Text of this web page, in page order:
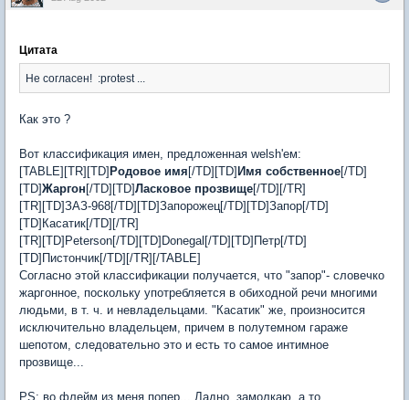
Цитата
Не согласен! :protest ...
Как это ?
Вот классификация имен, предложенная welsh'ем:
[TABLE][TR][TD] Родовое имя [/TD][TD] Имя собственное[/TD]
[TD]Жаргон [/TD][TD]Ласковое прозвище[/TD][/TR]
[TR][TD]ЗАЗ-968[/TD][TD]Запорожец[/TD][TD]Запор[/TD]
[TD]Касатик[/TD][/TR]
[TR][TD]Peterson[/TD][TD]Donegal[/TD][TD]Петр[/TD]
[TD]Пистончик[/TD][/TR][/TABLE]
Согласно этой классификации получается, что "запор"- словечко
жаргонное, поскольку употребляется в обиходной речи многими
людьми, в т. ч. и невладельцами. "Касатик" же, произносится
исключительно владельцем, причем в полутемном гараже
шепотом, следовательно это и есть то самое интимное
прозвище...
PS: во флейм из меня попер... Ладно, замолкаю, а то